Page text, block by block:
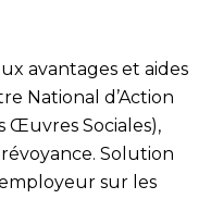
avantages et aides
National d’Action
Œuvres Sociales),
Solution
sur les